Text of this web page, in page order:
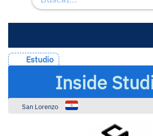
Estudio
Inside
San Lorenzo